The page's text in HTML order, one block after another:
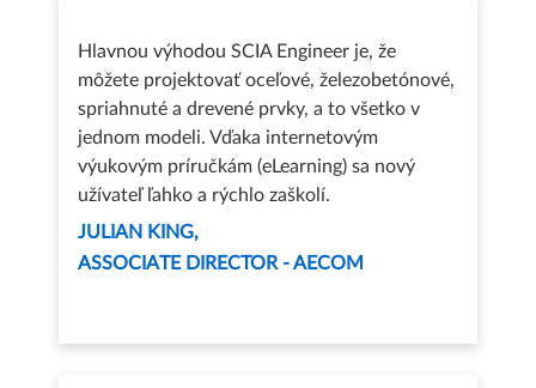
Hlavnou výhodou SCIA Engineer je, že
môžete projektovať oceľové, železobetónové,
spriahnuté a drevené prvky, a to všetko v
jednom modeli. Vďaka internetovým
výukovým príručkám (eLearning) sa nový
užívateľ ľahko a rýchlo zaškolí.
JULIAN KING
ASSOCIATE DIRECTOR - AECOM